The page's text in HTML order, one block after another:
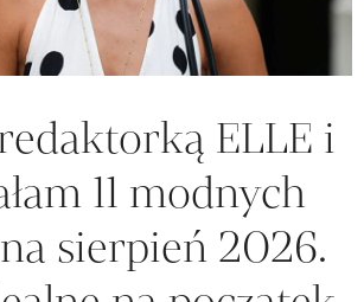
ELLE i
11 modnych
sierpień 2026.